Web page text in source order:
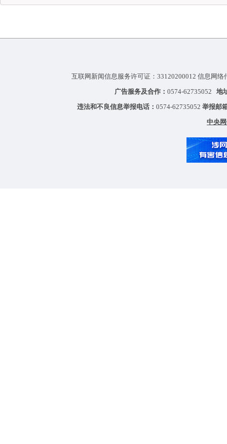
互联网新闻信息服务许可证：33120200012 信息网
广告服务及合作： 0574-62735052 地
违法和不良信息举报电话： 0574-62735052 举报邮
中央